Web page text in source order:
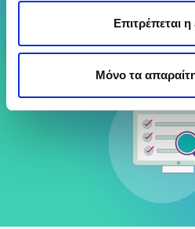
Επιτρέπεται η
Μόνο τα